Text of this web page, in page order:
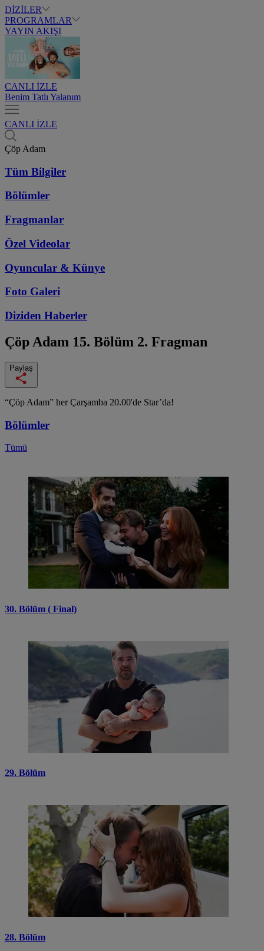
DİZİLER
PROGRAMLAR
YAYIN AKIŞI
CANLI İZLE
Benim Tatlı Yalanım
CANLI İZLE
Çöp Adam
Tüm Bilgiler
Bölümler
Fragmanlar
Özel Videolar
Oyuncular & Künye
Foto Galeri
Diziden Haberler
Çöp Adam 15. Bölüm 2. Fragman
Paylaş
“Çöp Adam” her Çarşamba 20.00'de Star’da!
Bölümler
Tümü
30. Bölüm ( Final)
29. Bölüm
28. Bölüm